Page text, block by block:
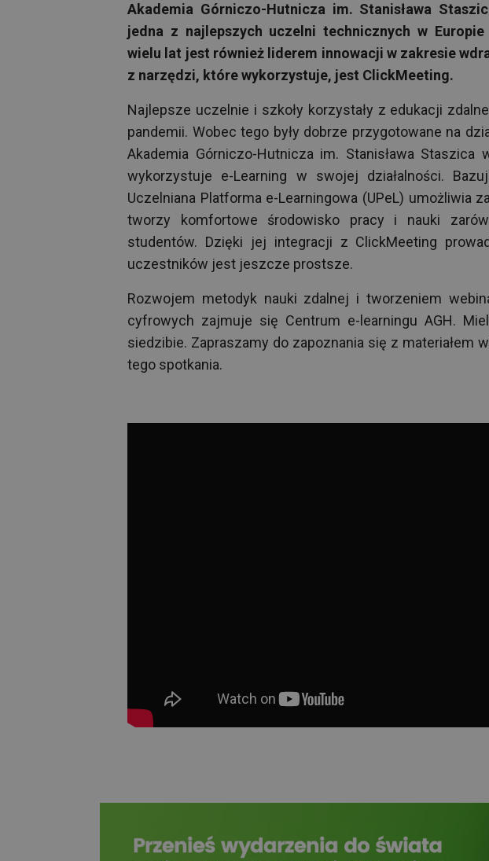
Akademia Górniczo-Hutnicza im. Stanisława
jedna z najlepszych uczelni technicznych w Europie
wielu lat jest również liderem innowacji w zakresie
z narzędzi, które wykorzystuje, jest ClickMeeting.
Najlepsze uczelnie i szkoły korzystały z edukacji
pandemii. Wobec tego były dobrze przygotowane na
Akademia Górniczo-Hutnicza im. Stanisława
wykorzystuje e-Learning w swojej działalności.
Uczelniana Platforma e-Learningowa (UPeL) umożliwia
tworzy komfortowe środowisko pracy i nauki
studentów. Dzięki jej integracji z ClickMeeting
uczestników jest jeszcze prostsze.
Rozwojem metodyk nauki zdalnej i tworzeniem
cyfrowych zajmuje się Centrum e-learningu AGH.
siedzibie. Zapraszamy do zapoznania się z materiałem
tego spotkania.